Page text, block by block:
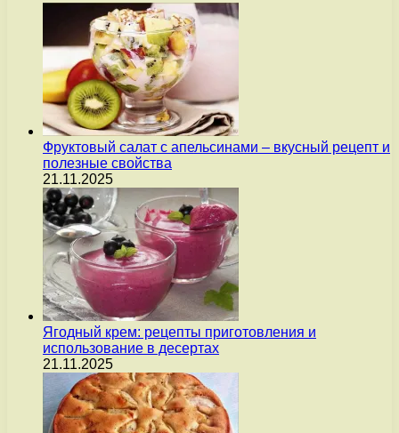
Фруктовый салат с апельсинами – вкусный рецепт и
полезные свойства
21.11.2025
Ягодный крем: рецепты приготовления и
использование в десертах
21.11.2025